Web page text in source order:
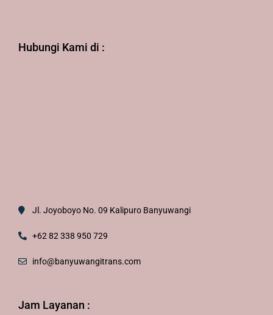
Hubungi Kami di :
Jl. Joyoboyo No. 09 Kalipuro Banyuwangi
+62 82 338 950 729
info@banyuwangitrans.com
Jam Layanan :